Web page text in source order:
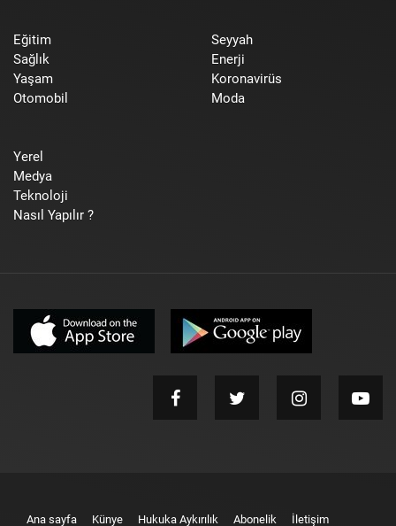
Eğitim
Sağlık
Yaşam
Otomobil
Seyyah
Enerji
Koronavirüs
Moda
Yerel
Medya
Teknoloji
Nasıl Yapılır ?
Ana sayfa Künye Hukuka Aykırılık Abonelik İletişim